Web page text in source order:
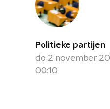
Politieke partijen
do 2 november
00:10